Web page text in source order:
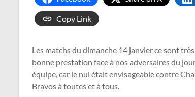
Copy Link
Les matchs du dimanche 14 janvier ce sont
bonne prestation face à nos adversaires du
équipe, car le nul était envisageable contre
Bravos à toutes et à tous.